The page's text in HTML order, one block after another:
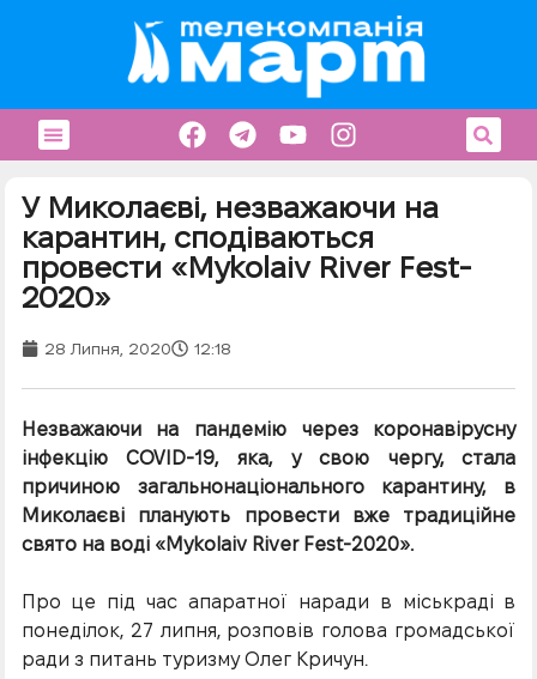
У Миколаєві, незважаючи на
карантин, сподіваються
провести «Mykolaiv River Fest-
2020»
28 Липня, 2020 12:18
Незважаючи на пандемію через коронавірусну
інфекцію COVID-19, яка, у свою чергу, стала
причиною загальнонаціонального карантину, в
Миколаєві планують провести вже традиційне
свято на воді «Mykolaiv River Fest-2020».
Про це під час апаратної наради в міськраді в
понеділок, 27 липня, розповів голова громадської
ради з питань туризму Олег Кричун.